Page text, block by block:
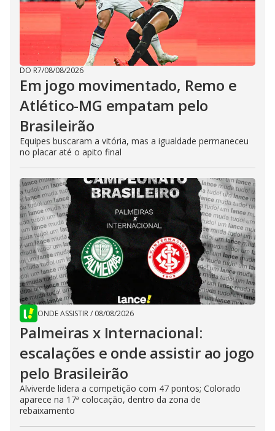
DO R7/08/08/2026
Em jogo movimentado, Remo e
Atlético-MG empatam pelo
Brasileirão
Equipes buscaram a vitória, mas a igualdade permaneceu
no placar até o apito final
ONDE ASSISTIR/ 08/08/2026
Palmeiras x Internacional:
escalações e onde assistir ao jogo
pelo Brasileirão
Alviverde lidera a competição com 47 pontos; Colorado
aparece na 17ª colocação, dentro da zona de
rebaixamento